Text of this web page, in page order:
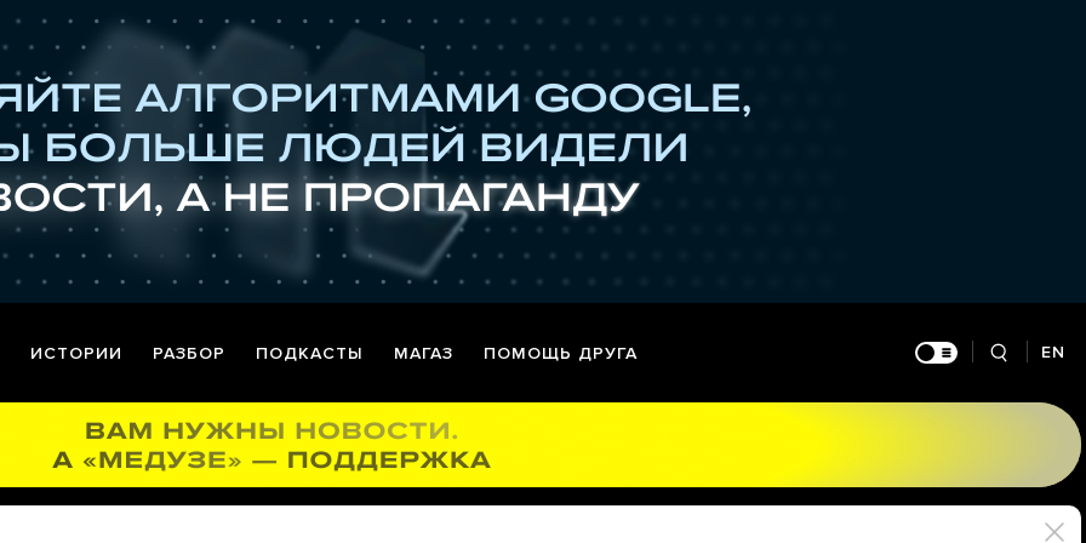
ИСТОРИИ РАЗБОР ПОДКАСТЫ МАГАЗ ПОМОЩЬ ДРУГА EN